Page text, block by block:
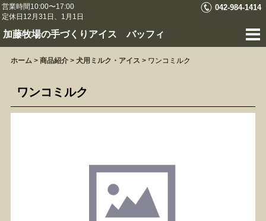
営業時間10:00〜17:00
定休日12月31日、1月1日
042-984-1414
加藤牧場の手づくりアイス バッフィ
ホーム > 商品紹介 > 犬用ミルク・アイス > ワンコミルク
ワンコミルク